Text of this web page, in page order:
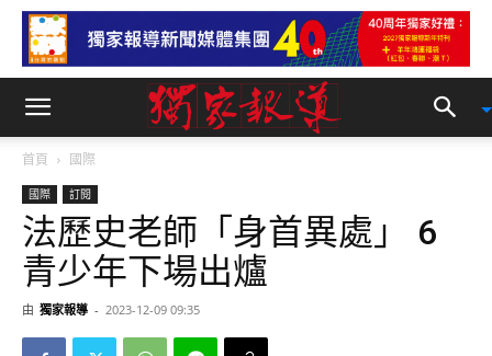
首頁 國際
國際 訂閱
法歷史老師「身首異處」 6
青少年下場出爐
由 獨家報導 - 2023-12-09 09:35